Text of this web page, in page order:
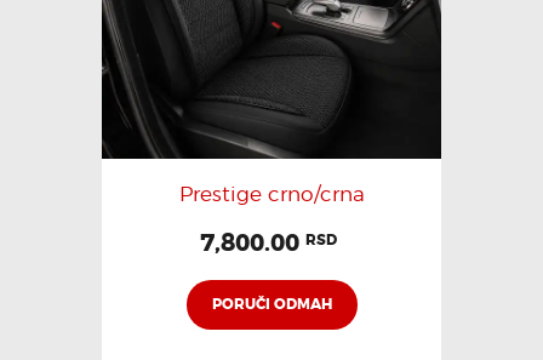
Prestige crno/crna
7,800.00 RSD
PORUČI ODMAH